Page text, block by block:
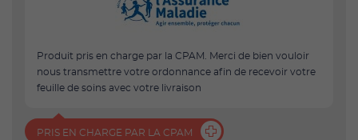
Produit pris en charge par la CPAM. Merci de bien vouloir
nous transmettre votre ordonnance afin de recevoir votre
feuille de soins avec votre livraison
PRIS EN CHARGE PAR LA CPAM